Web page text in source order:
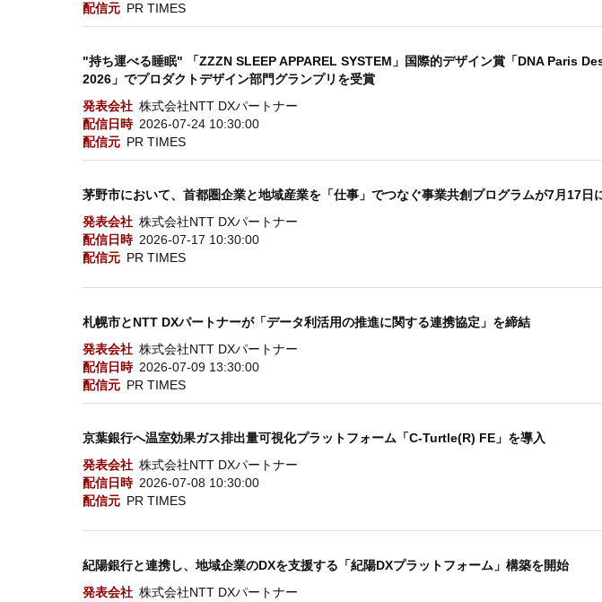
配信元 PR TIMES
"持ち運べる睡眠" 「ZZZN SLEEP APPAREL SYSTEM」国際的デザイン賞「DNA Paris
2026」でプロダクトデザイン部門グランプリを受賞
発表会社 株式会社NTT DXパートナー
配信日時 2026-07-24 10:30:00
配信元 PR TIMES
茅野市において、首都圏企業と地域産業を「仕事」でつなぐ事業共創プログラムが7月17日
発表会社 株式会社NTT DXパートナー
配信日時 2026-07-17 10:30:00
配信元 PR TIMES
札幌市とNTT DXパートナーが「データ利活用の推進に関する連携協定」を締結
発表会社 株式会社NTT DXパートナー
配信日時 2026-07-09 13:30:00
配信元 PR TIMES
京葉銀行へ温室効果ガス排出量可視化プラットフォーム「C-Turtle(R) FE」を導入
発表会社 株式会社NTT DXパートナー
配信日時 2026-07-08 10:30:00
配信元 PR TIMES
紀陽銀行と連携し、地域企業のDXを支援する「紀陽DXプラットフォーム」構築を開始
発表会社 株式会社NTT DXパートナー